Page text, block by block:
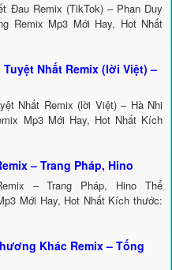
Đau Remix (TikTok) – Phan Duy
Remix Mp3 Mới Hay, Hot Nhất
Nhất Remix (lời Việt) –
Nhất Remix (lời Việt) – Hà Nhi
Mp3 Mới Hay, Hot Nhất Kích
– Trang Pháp, Hino
– Trang Pháp, Hino Thể
Mới Hay, Hot Nhất Kích thước:
Khác Remix – Tống